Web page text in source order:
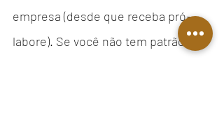
empresa (desde que receba pró-
labore). Se você não tem patrão,